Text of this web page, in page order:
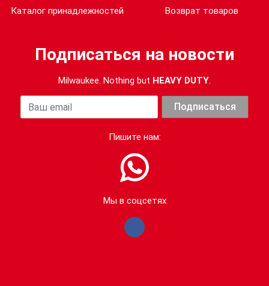
Каталог принадлежностей
Возврат товаров
Подписаться на новости
Milwaukee. Nothing but HEAVY DUTY.
Ваша почта Подписаться
Пишите нам:
Мы в соцсетях